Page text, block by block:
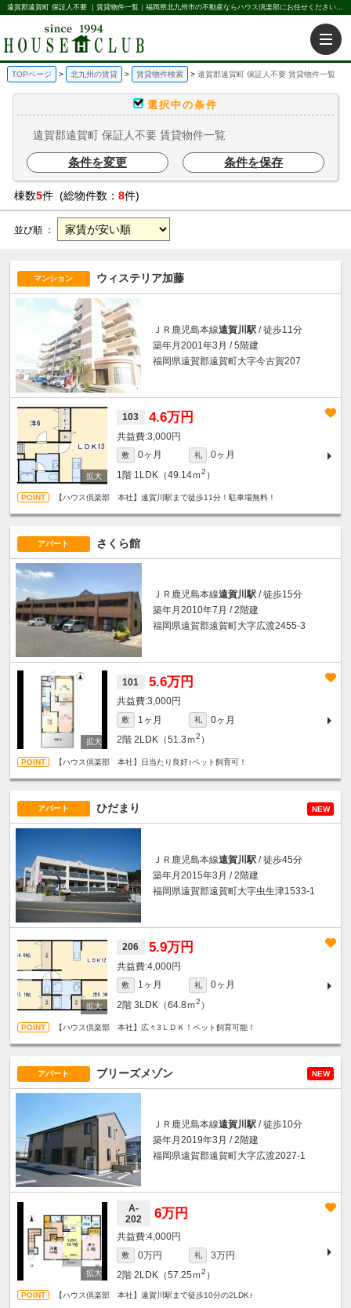
遠賀郡遠賀町 保証人不要 ｜賃貸物件一覧｜福岡県北九州市の不動産ならハウス倶楽部にお任せください。北九州の賃貸・売買・不動産買取などを不動産に関することならなんでもお任せ。
TOPページ 北九州の賃貸 賃貸物件検索 遠賀郡遠賀町 保証人不要 賃貸物件一覧
選択中の条件
遠賀郡遠賀町 保証人不要 賃貸物件一覧
条件を変更 条件を保存
棟数5件 (総物件数： 8件)
並び順 ：
マンション ウィステリア加藤
ＪＲ鹿児島本線遠賀川駅 / 徒歩11分
築年月2001年3月 / 5階建
福岡県遠賀郡遠賀町大字今古賀207
103 4.6万円
3,000円
敷 0ヶ月 礼
0ヶ月
1階 1LDK（49.14ｍ2 ）
【ハウス倶楽部 本社】遠賀川駅まで徒歩11分！駐車場無料！
アパート さくら館
ＪＲ鹿児島本線遠賀川駅 / 徒歩15分
築年月2010年7月 / 2階建
福岡県遠賀郡遠賀町大字広渡2455-3
101 5.6万円
3,000円
敷 1ヶ月 礼
0ヶ月
2階 2LDK（51.3ｍ2 ）
【ハウス倶楽部 本社】日当たり良好♪ペット飼育可！
アパート ひだまり NEW
ＪＲ鹿児島本線遠賀川駅 / 徒歩45分
築年月2015年3月 / 2階建
福岡県遠賀郡遠賀町大字虫生津1533-1
206 5.9万円
4,000円
敷 1ヶ月 礼
0ヶ月
2階 3LDK（64.8ｍ2 ）
【ハウス倶楽部 本社】広々3ＬＤＫ！ペット飼育可能！
アパート ブリーズメゾン NEW
ＪＲ鹿児島本線遠賀川駅 / 徒歩10分
築年月2019年3月 / 2階建
福岡県遠賀郡遠賀町大字広渡2027-1
A-
202
6万円
4,000円
敷 0万円 礼
3万円
2階 2LDK（57.25ｍ2 ）
【ハウス倶楽部 本社】遠賀川駅まで徒歩10分の2LDK♪